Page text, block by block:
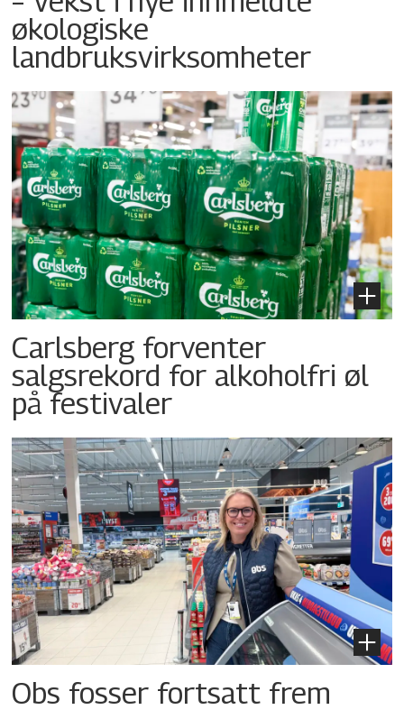
økologiske
landbruksvirksomheter
Carlsberg forventer
salgsrekord for alkoholfri øl
på festivaler
Obs fosser fortsatt frem